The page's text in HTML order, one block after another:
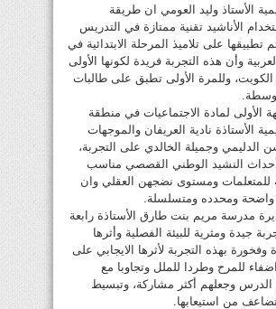
الأستاذ وليد العومي ان طريقة
الأناشيد تقنية ممتازة في التدريس
تطبيقها على تلاميذ المرحلة الابتدائية في
وأن هذه التجربة فريدة لكونها الأولى
وللمرة الأولى تطبق على طالبات
الأولى لمادة الاجتماعيات في منطقة
الأستاذة نادية العريفان والموجهات
الدليمي وجميلة الخالدي على التجربة،
النشيد الوطني القصصي مناسب
للمتعلمات ومستوى نضجهن العقلي وان
واضحة ومحدده ومتسلسلة.
مدرسة مريم بنت طارق الأستاذة رابعة
جيدة ومثرية للبيئة الفصلية وأثرها
وفخورة بهذه التجربة لأثرها الايجابي على
للمرح وطردا للملل وتجاوبا مع
الدرس وجعلهم أكثر مشاركة، وتبسيط
من استيعابها.